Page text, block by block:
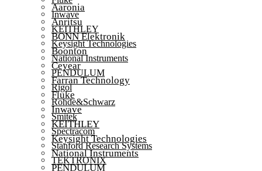
Inwave
KEITHLEY
Keysight Technologies
National Instruments
PENDULUM
Rigol
Rohde&Schwarz
Smitek
Spectracom
Stanford Research Systems
TEKTRONIX
Aaronia
Anritsu
BONN Elektronik
Boonton
Ceyear
Farran Technology
Fluke
Inwave
KEITHLEY
Keysight Technologies
National Instruments
PENDULUM